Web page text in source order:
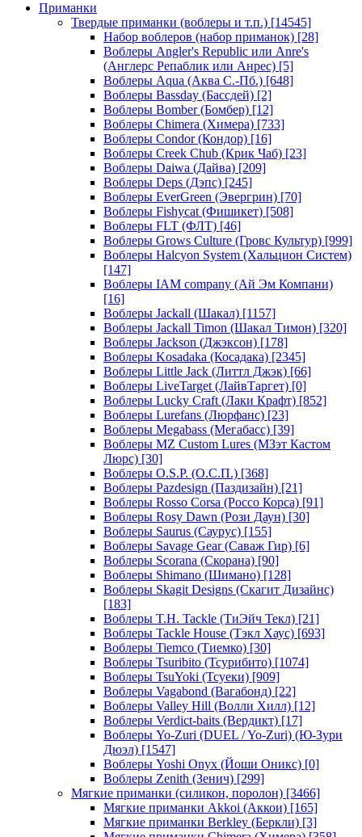
Приманки
Твердые приманки (воблеры и т.п.) [14545]
Набор воблеров (набор приманок) [28]
Воблеры Angler's Republic или Anre's
(Англерс Репаблик или Анрес) [5]
Воблеры Aqua (Аква С.-Пб.) [648]
Воблеры Bassday (Бассдей) [2]
Воблеры Bomber (Бомбер) [12]
Воблеры Chimera (Химера) [733]
Воблеры Condor (Кондор) [16]
Воблеры Creek Chub (Крик Чаб) [23]
Воблеры Daiwa (Дайва) [209]
Воблеры Deps (Дэпс) [245]
Воблеры EverGreen (Эвергрин) [70]
Воблеры Fishycat (Фишикет) [508]
Воблеры FLT (ФЛТ) [46]
Воблеры Grows Culture (Гровс Культур) [999]
Воблеры Halcyon System (Хальцион Систем)
[147]
Воблеры IAM company (Ай Эм Компани)
[16]
Воблеры Jackall (Шакал) [1157]
Воблеры Jackall Timon (Шакал Тимон) [320]
Воблеры Jackson (Джэксон) [178]
Воблеры Kosadaka (Косадака) [2345]
Воблеры Little Jack (Литтл Джэк) [66]
Воблеры LiveTarget (ЛайвТаргет) [0]
Воблеры Lucky Craft (Лаки Крафт) [852]
Воблеры Lurefans (Люрфанс) [23]
Воблеры Megabass (Мегабасс) [39]
Воблеры MZ Custom Lures (МЗэт Кастом
Люрс) [30]
Воблеры O.S.P. (О.С.П.) [368]
Воблеры Pazdesign (Паздизайн) [21]
Воблеры Rosso Corsa (Россо Корса) [91]
Воблеры Rosy Dawn (Рози Даун) [30]
Воблеры Saurus (Саурус) [155]
Воблеры Savage Gear (Саваж Гир) [6]
Воблеры Scorana (Скорана) [90]
Воблеры Shimano (Шимано) [128]
Воблеры Skagit Designs (Скагит Дизайнс)
[183]
Воблеры T.H. Tackle (ТиЭйч Текл) [21]
Воблеры Tackle House (Тэкл Хаус) [693]
Воблеры Tiemco (Тиемко) [30]
Воблеры Tsuribito (Тсурибито) [1074]
Воблеры TsuYoki (Тсуеки) [909]
Воблеры Vagabond (Вагабонд) [22]
Воблеры Valley Hill (Волли Хилл) [12]
Воблеры Verdict-baits (Вердикт) [17]
Воблеры Yo-Zuri (DUEL / Yo-Zuri) (Ю-Зури
Дюэл) [1547]
Воблеры Yoshi Onyx (Йоши Оникс) [0]
Воблеры Zenith (Зенич) [299]
Мягкие приманки (силикон, поролон) [3466]
Мягкие приманки Akkoi (Аккои) [165]
Мягкие приманки Berkley (Беркли) [3]